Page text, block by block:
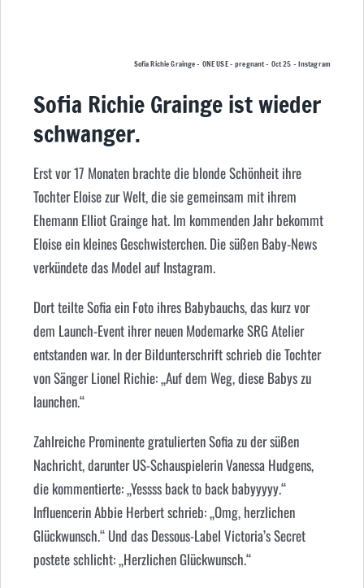
Sofia Richie Grainge – ONE USE – pregnant – Oct 25 – Instagram
Sofia Richie Grainge ist wieder
schwanger.
Erst vor 17 Monaten brachte die blonde Schönheit ihre
Tochter Eloise zur Welt, die sie gemeinsam mit ihrem
Ehemann Elliot Grainge hat. Im kommenden Jahr bekommt
Eloise ein kleines Geschwisterchen. Die süßen Baby-News
verkündete das Model auf Instagram.
Dort teilte Sofia ein Foto ihres Babybauchs, das kurz vor
dem Launch-Event ihrer neuen Modemarke SRG Atelier
entstanden war. In der Bildunterschrift schrieb die Tochter
von Sänger Lionel Richie: „Auf dem Weg, diese Babys zu
launchen.“
Zahlreiche Prominente gratulierten Sofia zu der süßen
Nachricht, darunter US-Schauspielerin Vanessa Hudgens,
die kommentierte: „Yessss back to back babyyyyy.“
Influencerin Abbie Herbert schrieb: „Omg, herzlichen
Glückwunsch.“ Und das Dessous-Label Victoria’s Secret
postete schlicht: „Herzlichen Glückwunsch.“